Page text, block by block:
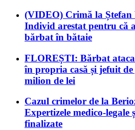
(VIDEO) Crimă la Ștefan
Individ arestat pentru că
bărbat în bătaie
FLOREȘTI: Bărbat
în propria casă și jefuit
milion de lei
Cazul crimelor de la
Expertizele medico-legale
finalizate